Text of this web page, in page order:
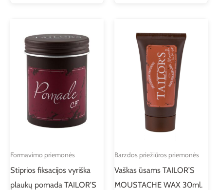
Formavimo priemonės
Stiprios fiksacijos vyriška
plaukų pomada TAILOR’S
Barzdos priežiūros priemonės
Vaškas ūsams TAILOR’S
MOUSTACHE WAX 30ml.